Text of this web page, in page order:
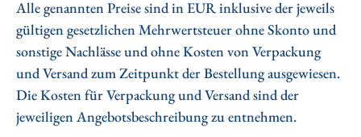
Alle genannten Preise sind in EUR inklusive der jeweils
gültigen gesetzlichen Mehrwertsteuer ohne Skonto und
sonstige Nachlässe und ohne Kosten von Verpackung
und Versand zum Zeitpunkt der Bestellung ausgewiesen.
Die Kosten für Verpackung und Versand sind der
jeweiligen Angebotsbeschreibung zu entnehmen.